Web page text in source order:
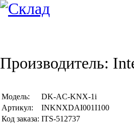
Производитель:
Модель:
DK-AC-KNX-1i
Артикул:
INKNXDAI001I100
Код заказа: ITS-512737